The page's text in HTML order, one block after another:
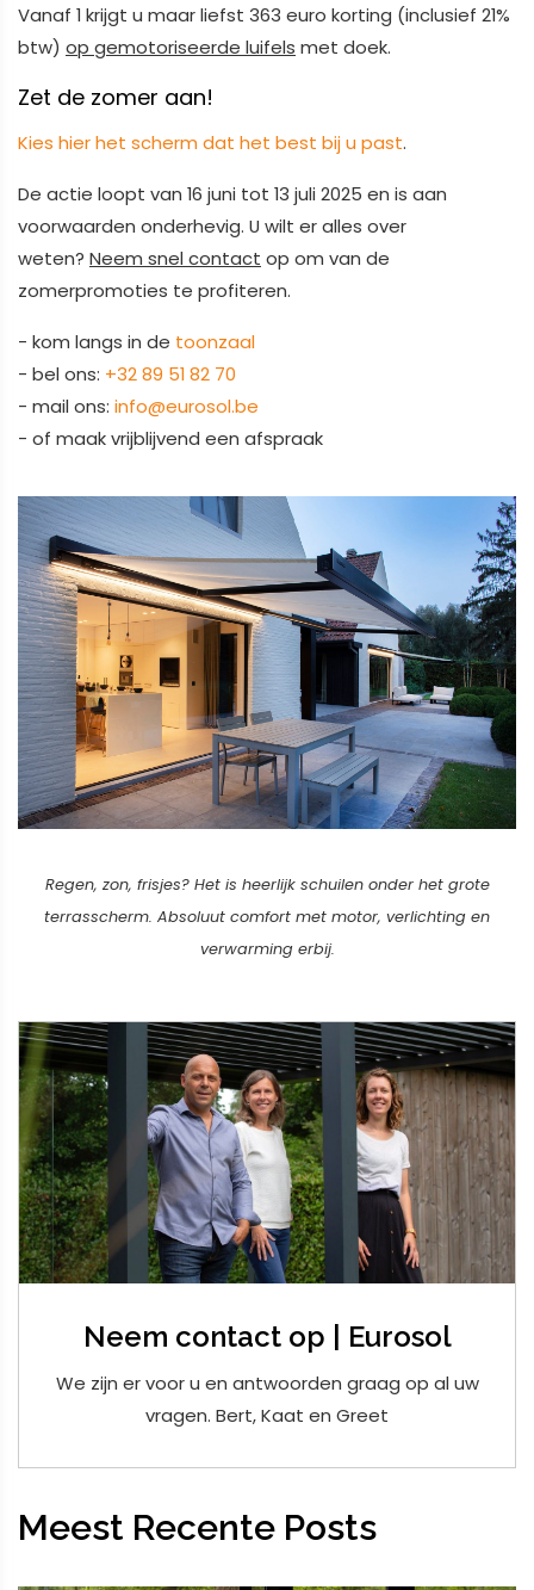
Vanaf 1 krijgt u maar liefst 363 euro korting (inclusief 21%
btw) op gemotoriseerde luifels met doek.
Zet de zomer aan!
Kies hier het scherm dat het best bij u past.
De actie loopt van 16 juni tot 13 juli 2025 en is aan
voorwaarden onderhevig. U wilt er alles over
weten? Neem snel contact op om van de
zomerpromoties te profiteren.
- kom langs in de toonzaal
- bel ons: +32 89 51 82 70
- mail ons: info@eurosol.be
- of maak vrijblijvend een afspraak
Regen, zon, frisjes? Het is heerlijk schuilen onder het grote
terrasscherm. Absoluut comfort met motor, verlichting en
verwarming erbij.
Neem contact op | Eurosol
We zijn er voor u en antwoorden graag op al uw
vragen. Bert, Kaat en Greet
Meest Recente Posts